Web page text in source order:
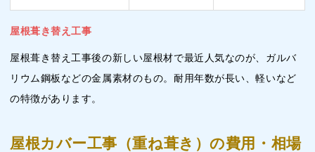
屋根葺き替え工事
屋根葺き替え工事後の新しい屋根材で最近人気なのが、ガルバ
リウム鋼板などの金属素材のもの。耐用年数が長い、軽いなど
の特徴があります。
屋根カバー工事（重ね葺き）の費用・相場